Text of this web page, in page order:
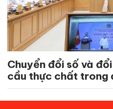
Chuyển đổi số và
cầu thực chất trong